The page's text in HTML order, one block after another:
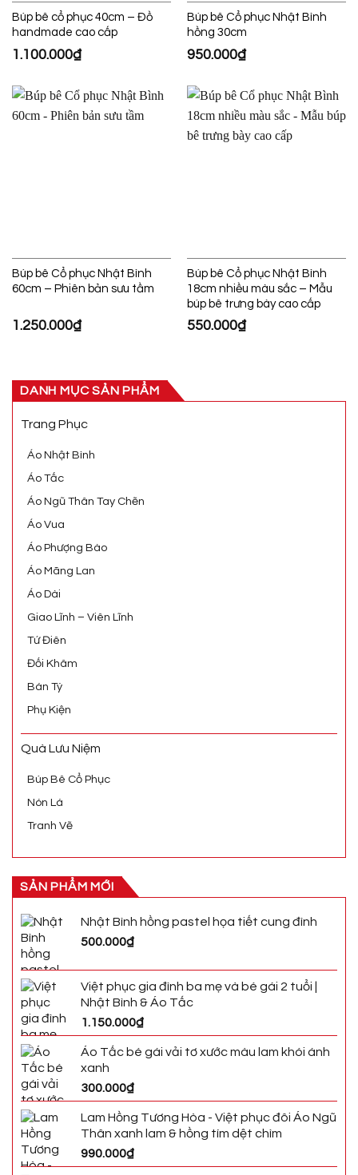
Búp bê cổ phục 40cm – Đồ
handmade cao cấp
1.100.000₫
Búp bê Cổ phục Nhật Bình
hồng 30cm
950.000₫
Búp bê Cổ phục Nhật Bình
60cm – Phiên bản sưu tầm
1.250.000₫
Búp bê Cổ phục Nhật Bình
18cm nhiều màu sắc – Mẫu
búp bê trưng bày cao cấp
550.000₫
DANH MỤC SẢN PHẨM
Trang Phục
Áo Nhật Bình
Áo Tấc
Áo Ngũ Thân Tay Chẽn
Áo Vua
Áo Phượng Bào
Áo Mãng Lan
Áo Dài
Giao Lĩnh – Viên Lĩnh
Tứ Điên
Đối Khâm
Bán Tý
Phụ Kiện
Quà Lưu Niệm
Búp Bê Cổ Phục
Nón Lá
Tranh Vẽ
SẢN PHẨM MỚI
Nhật Bình hồng pastel họa tiết cung đình
500.000₫
Việt phục gia đình ba mẹ và bé gái 2 tuổi |
Nhật Bình & Áo Tấc
1.150.000₫
Áo Tấc bé gái vải tơ xước màu lam khói ánh
xanh
300.000₫
Lam Hồng Tương Hòa - Việt phục đôi Áo Ngũ
Thân xanh lam & hồng tím dệt chìm
990.000₫